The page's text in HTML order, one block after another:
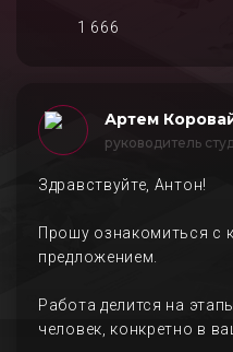
1 666
Артем
руководитель
Здравствуйте, Антон!
Прошу ознакомиться с
предложением.
Работа делится на
человек, конкретно в